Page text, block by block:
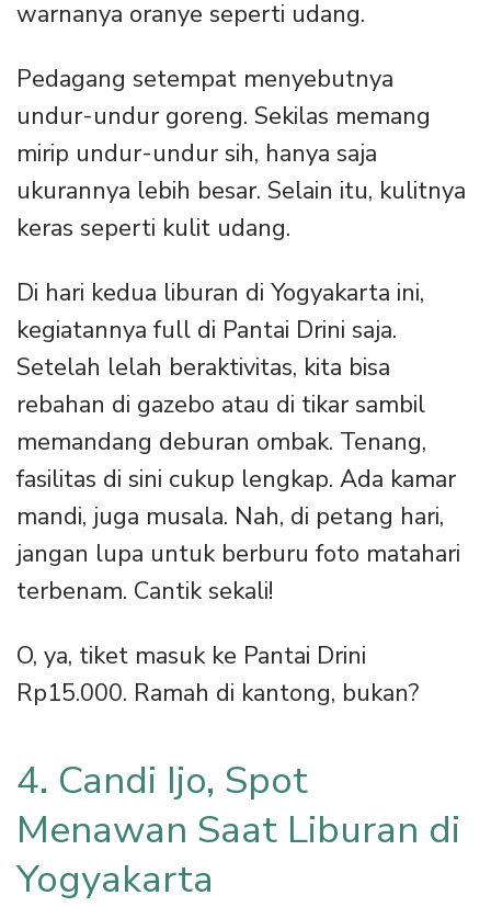
warnanya oranye seperti udang.
Pedagang setempat menyebutnya
undur-undur goreng. Sekilas memang
mirip undur-undur sih, hanya saja
ukurannya lebih besar. Selain itu, kulitnya
keras seperti kulit udang.
Di hari kedua liburan di Yogyakarta ini,
kegiatannya full di Pantai Drini saja.
Setelah lelah beraktivitas, kita bisa
rebahan di gazebo atau di tikar sambil
memandang deburan ombak. Tenang,
fasilitas di sini cukup lengkap. Ada kamar
mandi, juga musala. Nah, di petang hari,
jangan lupa untuk berburu foto matahari
terbenam. Cantik sekali!
O, ya, tiket masuk ke Pantai Drini
Rp15.000. Ramah di kantong, bukan?
4. Candi Ijo, Spot
Menawan Saat Liburan di
Yogyakarta